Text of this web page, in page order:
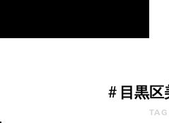
# 目黒区
TAG
1985